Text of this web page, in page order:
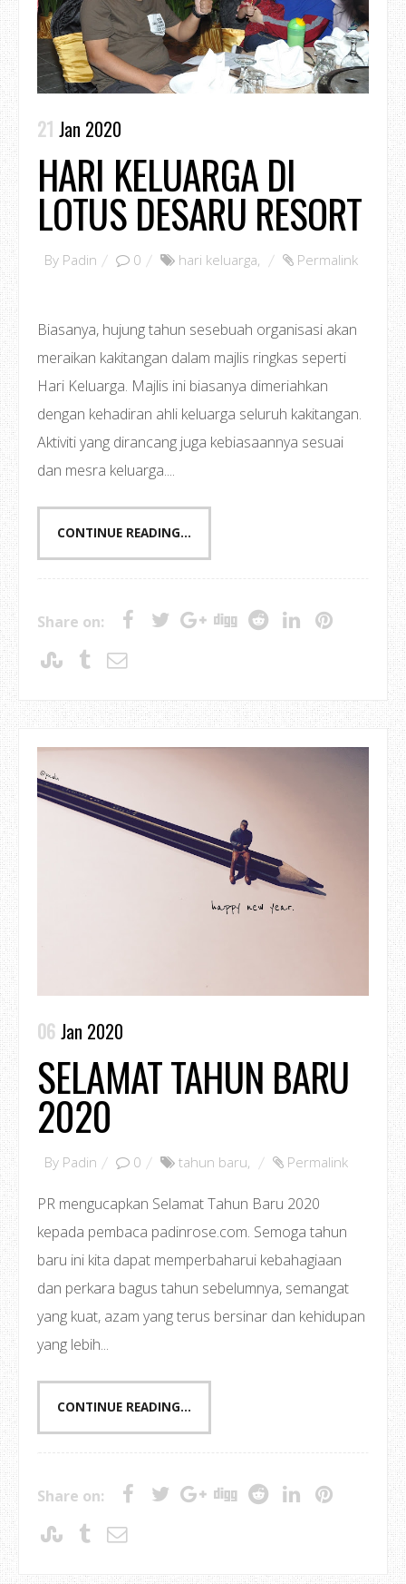
21 Jan 2020
HARI KELUARGA DI
LOTUS DESARU RESORT
By Padin 0 hari keluarga, Permalink
Biasanya, hujung tahun sesebuah organisasi akan
meraikan kakitangan dalam majlis ringkas seperti
Hari Keluarga. Majlis ini biasanya dimeriahkan
dengan kehadiran ahli keluarga seluruh kakitangan.
Aktiviti yang dirancang juga kebiasaannya sesuai
dan mesra keluarga....
CONTINUE READING...
Share on:
06 Jan 2020
SELAMAT TAHUN BARU
2020
By Padin 0 tahun baru, Permalink
PR mengucapkan Selamat Tahun Baru 2020
kepada pembaca padinrose.com. Semoga tahun
baru ini kita dapat memperbaharui kebahagiaan
dan perkara bagus tahun sebelumnya, semangat
yang kuat, azam yang terus bersinar dan kehidupan
yang lebih...
CONTINUE READING...
Share on: